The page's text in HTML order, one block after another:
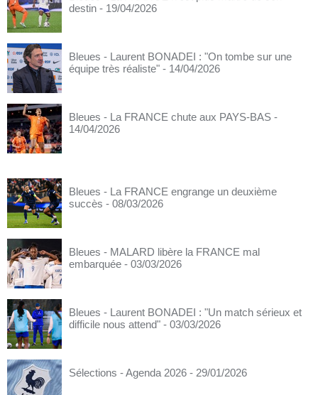
destin - 19/04/2026
Bleues - Laurent BONADEI : "On tombe sur une
équipe très réaliste" - 14/04/2026
Bleues - La FRANCE chute aux PAYS-BAS -
14/04/2026
Bleues - La FRANCE engrange un deuxième
succès - 08/03/2026
Bleues - MALARD libère la FRANCE mal
embarquée - 03/03/2026
Bleues - Laurent BONADEI : "Un match sérieux et
difficile nous attend" - 03/03/2026
Sélections - Agenda 2026 - 29/01/2026